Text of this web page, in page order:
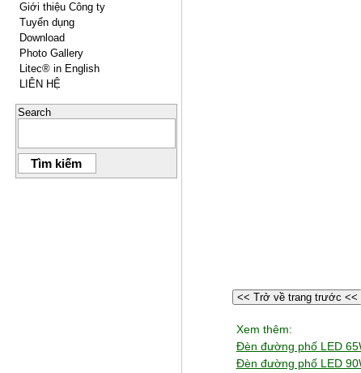
<< Trở về trang trước <<
Xem thêm:
Đèn đường phố LED
Đèn đường phố LED
Giới thiệu Công ty
Tuyển dụng
Download
Photo Gallery
Litec® in English
LIÊN HỆ
Search